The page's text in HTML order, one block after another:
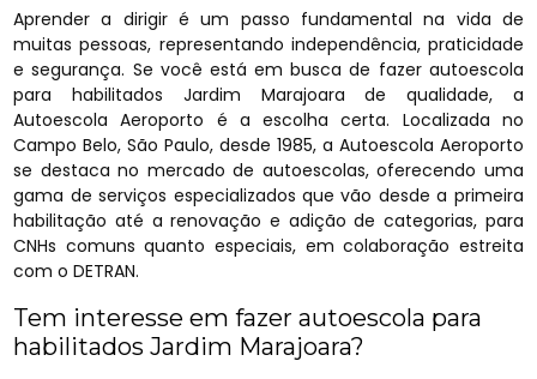
Aprender a dirigir é um passo fundamental na vida de
muitas pessoas, representando independência, praticidade
e segurança. Se você está em busca de fazer autoescola
para habilitados Jardim Marajoara de qualidade, a
Autoescola Aeroporto é a escolha certa. Localizada no
Campo Belo, São Paulo, desde 1985, a Autoescola Aeroporto
se destaca no mercado de autoescolas, oferecendo uma
gama de serviços especializados que vão desde a primeira
habilitação até a renovação e adição de categorias, para
CNHs comuns quanto especiais, em colaboração estreita
com o DETRAN.
Tem interesse em fazer autoescola para
habilitados Jardim Marajoara?